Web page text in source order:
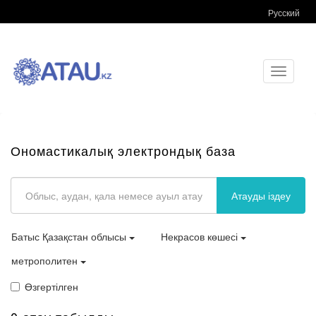
Русский
Toggle
Ономастикалық электрондық база
Атауды іздеу
Батыс Қазақстан облысы
Некрасов көшесі
метрополитен
Өзгертілген